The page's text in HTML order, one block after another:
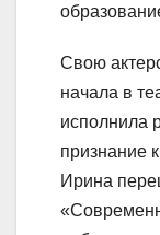
Свою
начала в
исполнила
признание
Ирина